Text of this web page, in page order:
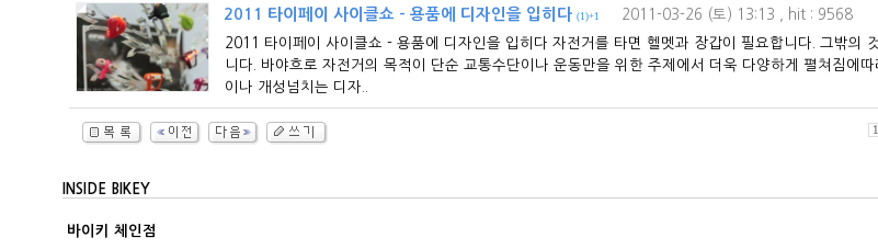
2011 타이페이 사이클쇼 - 용품에 디자인을 입히다 (1)+1 2011-03-26 (토) 13:13 , hit : 9568
2011 타이페이 사이클쇼 - 용품에 디자인을 입히다 자전거를 타면 헬멧과 장갑이 필요합니다. 그밖의
니다. 바야흐로 자전거의 목적이 단순 교통수단이나 운동만을 위한 주제에서 더욱 다양하게 펼쳐짐에
이나 개성넘치는 디자..
1
INSIDE BIKEY
바이키 체인점